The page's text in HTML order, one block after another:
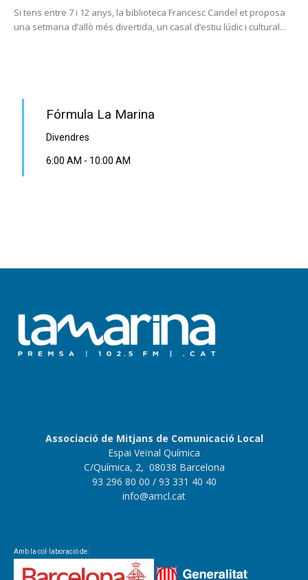
Si tens entre 7 i 12 anys, la biblioteca Francesc Candel et proposa
una setmana d’allò més divertida, un casal d’estiu lúdic i cultural...
Fórmula La Marina
Divendres
6:00 AM - 10:00 AM
Associació de Mitjans de Comunicació Local
Espai Veïnal Química
C/Química, 2, 08038 Barcelona
93 296 80 00 / 93 331 40 40
info@amcl.cat
Amb la col·laboració de: